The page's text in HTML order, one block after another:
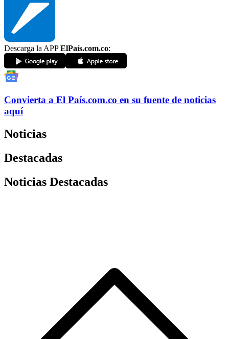
Descarga la APPElPaís.com.co:
Convierta a El País.com.co en su fuente de noticias
aquí
Noticias
Destacadas
Noticias Destacadas